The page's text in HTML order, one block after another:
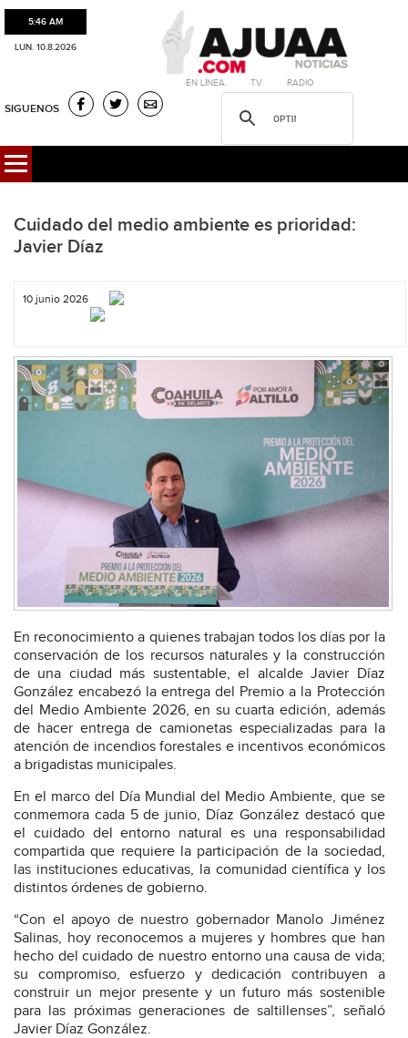
5:46 AM
LUN. 10.8.2026
·EN LÍNEA. ·T.V. ·RADIO
SIGUENOS
Cuidado del medio ambiente es prioridad:
Javier Díaz
10 junio 2026
En reconocimiento a quienes trabajan todos los días por la
conservación de los recursos naturales y la construcción
de una ciudad más sustentable, el alcalde Javier Díaz
González encabezó la entrega del Premio a la Protección
del Medio Ambiente 2026, en su cuarta edición, además
de hacer entrega de camionetas especializadas para la
atención de incendios forestales e incentivos económicos
a brigadistas municipales.
En el marco del Día Mundial del Medio Ambiente, que se
conmemora cada 5 de junio, Díaz González destacó que
el cuidado del entorno natural es una responsabilidad
compartida que requiere la participación de la sociedad,
las instituciones educativas, la comunidad científica y los
distintos órdenes de gobierno.
“Con el apoyo de nuestro gobernador Manolo Jiménez
Salinas, hoy reconocemos a mujeres y hombres que han
hecho del cuidado de nuestro entorno una causa de vida;
su compromiso, esfuerzo y dedicación contribuyen a
construir un mejor presente y un futuro más sostenible
para las próximas generaciones de saltillenses”, señaló
Javier Díaz González.